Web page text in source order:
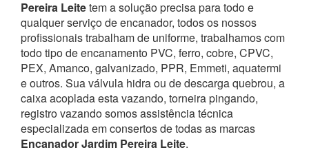
Pereira Leitetem a solução precisa para todo e
qualquer serviço de encanador, todos os nossos
profissionais trabalham de uniforme, trabalhamos com
todo tipo de encanamento PVC, ferro, cobre, CPVC,
PEX, Amanco, galvanizado, PPR, Emmeti, aquatermi
e outros. Sua válvula hidra ou de descarga quebrou, a
caixa acoplada esta vazando, torneira pingando,
registro vazando somos assistência técnica
especializada em consertos de todas as marcas
Encanador Jardim Pereira Leite.